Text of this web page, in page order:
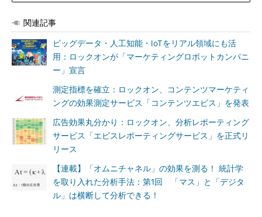
関連記事
ビッグデータ・人工知能・IoTをリアル領域にも活
用：ロックオンが「マーケティングロボットカンパニ
ー」宣言
測定指標を確立：ロックオン、コンテンツマーケティ
ングの効果測定サービス「コンテンツエビス」を発表
広告効果丸分かり：ロックオン、分析レポーティング
サービス「エビスレポーティングサービス」を正式リ
リース
【連載】「オムニチャネル」の効果を測る！ 統計学
を取り入れた分析手法：第1回 「マス」と「デジタ
ル」は横断して分析できる！